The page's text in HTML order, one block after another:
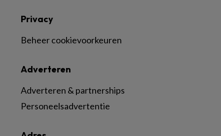
Adverteren
Adverteren & partnerships
Personeelsadvertentie
Privacy
Beheer cookievoorkeuren